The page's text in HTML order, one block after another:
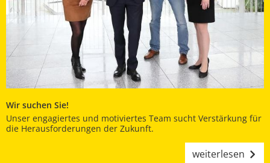
Wir suchen Sie!
Unser engagiertes und motiviertes Team sucht Verstärkung für
die Herausforderungen der Zukunft.
weiterlesen